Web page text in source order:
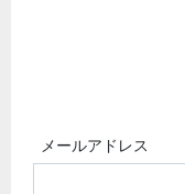
メールアドレス